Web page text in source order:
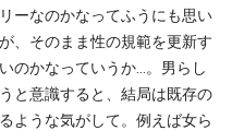
ーなのかなってふうにも思い
、そのまま性の規範を更新す
のかなっていうか…。男らし
と意識すると、結局は既存の
ような気がして。例えば女ら